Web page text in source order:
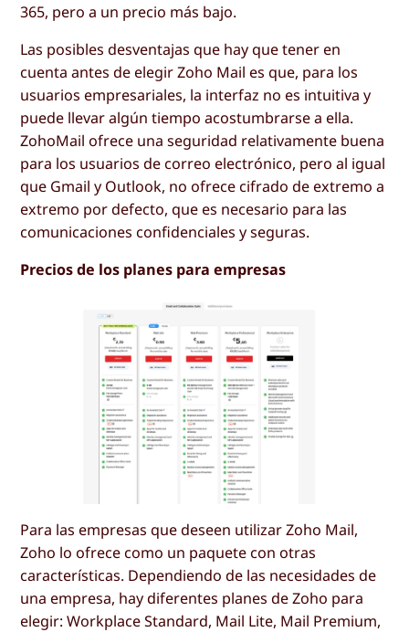
365, pero a un precio más bajo.
Las posibles desventajas que hay que tener en
cuenta antes de elegir Zoho Mail es que, para los
usuarios empresariales, la interfaz no es intuitiva y
puede llevar algún tiempo acostumbrarse a ella.
ZohoMail ofrece una seguridad relativamente buena
para los usuarios de correo electrónico, pero al igual
que Gmail y Outlook, no ofrece cifrado de extremo a
extremo por defecto, que es necesario para las
comunicaciones confidenciales y seguras.
Precios de los planes para empresas
Para las empresas que deseen utilizar Zoho Mail,
Zoho lo ofrece como un paquete con otras
características. Dependiendo de las necesidades de
una empresa, hay diferentes planes de Zoho para
elegir: Workplace Standard, Mail Lite, Mail Premium,